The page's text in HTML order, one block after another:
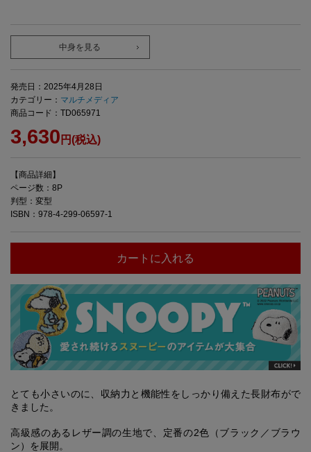
中身を見る
発売日：2025年4月28日
カテゴリー： マルチメディア
商品コード：TD065971
3,630 円(税込)
【商品詳細】
ページ数：8P
判型：変型
ISBN：978-4-299-06597-1
カートに入れる
とても小さいのに、収納力と機能性をしっかり備えた長財布がで
きました。
高級感のあるレザー調の生地で、定番の2色（ブラック／ブラウ
ン）を展開。